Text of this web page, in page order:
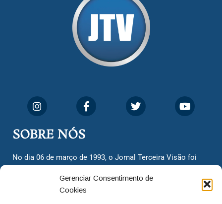
Gerenciar Consentimento de
Cookies
SOBRE NÓS
No dia 06 de março de 1993, o Jornal Terceira Visão foi
cidadãos valinhenses, já que naquela época só existiam
dois jornais. Há mais de 30 anos, o jornal continua